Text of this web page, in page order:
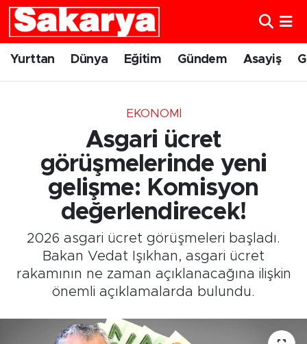
Yurttan Dünya Eğitim Gündem Asayiş
EKONOMI
Asgari ücret
görüşmelerinde yeni
gelişme: Komisyon
değerlendirecek!
2026 asgari ücret görüşmeleri başladı.
Bakan Vedat Işıkhan, asgari ücret
rakamının ne zaman açıklanacağına ilişkin
önemli açıklamalarda bulundu.
Yurttan
Gündem
Eskişehirspor
Sağlık
Kültür Sanat
Tarihçe
Eskişehir Nöbetçi Eczaneler
Eskişehir Trafik Yoğunluk Haritası
Süper Lig Puan Durumu ve Fikstür
Tüm Manşetler
Son Dakika Haberleri
Haber Arşivi